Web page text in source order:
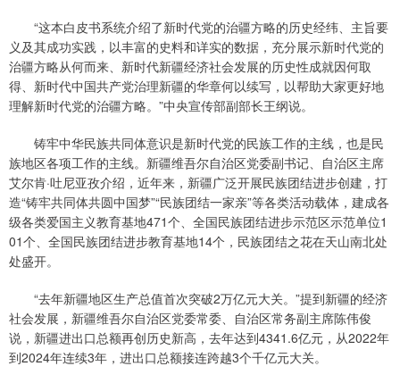
“这本白皮书系统介绍了新时代党的治疆方略的历史经纬、主旨要
义及其成功实践，以丰富的史料和详实的数据，充分展示新时代党的
治疆方略从何而来、新时代新疆经济社会发展的历史性成就因何取
得、新时代中国共产党治理新疆的华章何以续写，以帮助大家更好地
理解新时代党的治疆方略。”中央宣传部副部长王纲说。
铸牢中华民族共同体意识是新时代党的民族工作的主线，也是民
族地区各项工作的主线。新疆维吾尔自治区党委副书记、自治区主席
艾尔肯·吐尼亚孜介绍，近年来，新疆广泛开展民族团结进步创建，打
造“铸牢共同体共圆中国梦”“民族团结一家亲”等各类活动载体，建成各
级各类爱国主义教育基地471个、全国民族团结进步示范区示范单位1
01个、全国民族团结进步教育基地14个，民族团结之花在天山南北处
处盛开。
“去年新疆地区生产总值首次突破2万亿元大关。”提到新疆的经济
社会发展，新疆维吾尔自治区党委常委、自治区常务副主席陈伟俊
说，新疆进出口总额再创历史新高，去年达到4341.6亿元，从2022年
到2024年连续3年，进出口总额接连跨越3个千亿元大关。